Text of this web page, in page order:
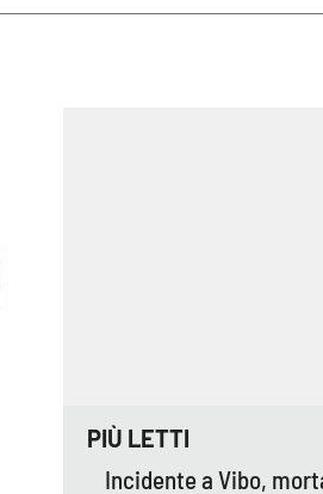
PIÙ LETTI
Incidente a Vibo,